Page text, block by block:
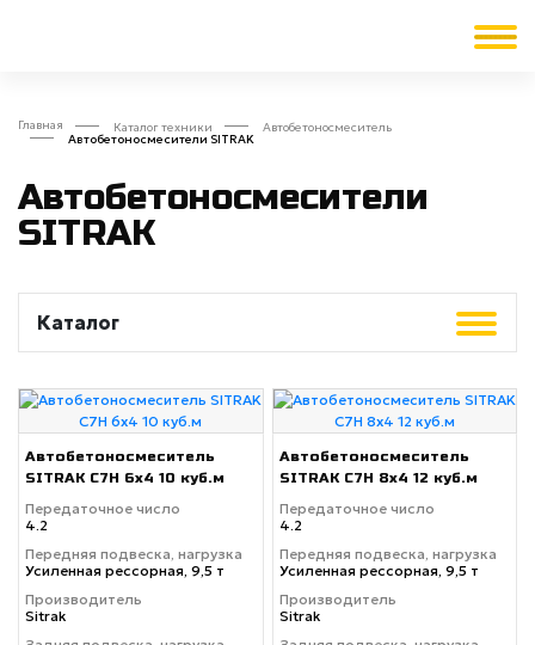
Главная Каталог техники Автобетоносмеситель
Автобетоносмесители SITRAK
Автобетоносмесители
SITRAK
Каталог
Автобетоносмеситель
SITRAK C7H 6x4 10 куб.м
Передаточное число
4.2
Передняя подвеска, нагрузка
Усиленная рессорная, 9,5 т
Производитель
Sitrak
Автобетоносмеситель
SITRAK C7H 8x4 12 куб.м
Передаточное число
4.2
Передняя подвеска, нагрузка
Усиленная рессорная, 9,5 т
Производитель
Sitrak